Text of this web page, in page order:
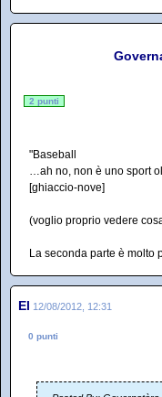
2 punti
"Baseball
…ah no, non è uno sport
[ghiaccio-nove]
(voglio proprio vedere
La seconda parte è molto
El 12/08/2012, 12:31
0 punti